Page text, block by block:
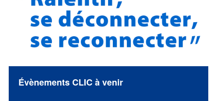
Évènements CLIC à venir